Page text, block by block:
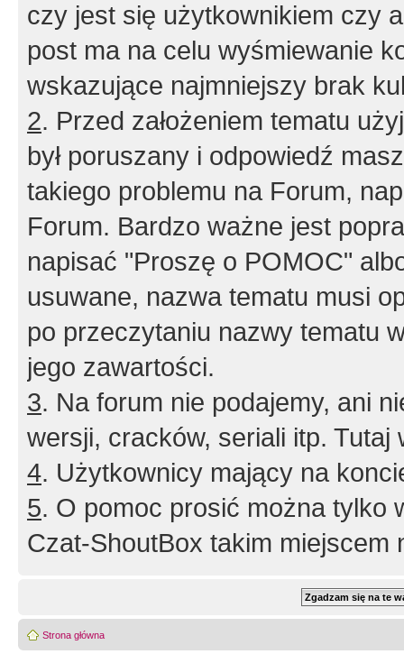
czy jest się użytkownikiem czy
post ma na celu wyśmiewanie
wskazujące najmniejszy brak
2. Przed założeniem tematu
był poruszany i odpowiedź
takiego problemu na Forum,
Forum. Bardzo ważne jest
napisać "Proszę o POMOC"
usuwane, nazwa tematu musi
po przeczytaniu nazwy tematu
jego zawartości.
3. Na forum nie podajemy, ani
wersji, cracków, seriali itp. Tutaj
4. Użytkownicy mający na
5. O pomoc prosić można tylko
Czat-ShoutBox takim miejscem
Strona główna